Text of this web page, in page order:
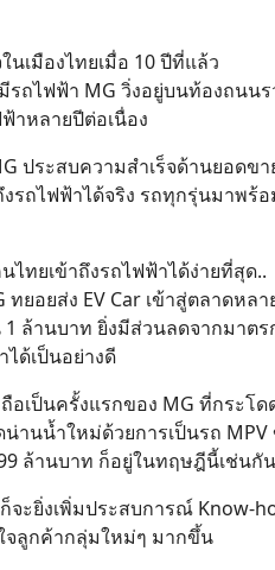
นเมืองไทยเมื่อ 10 ปีที่แล้ว
รถไฟฟ้า MG วิ่งอยู่บนท้องถนน
าหลายปีต่อเนื่อง
ประสบความสำเร็จด้านยอดขา
รถไฟฟ้าได้จริง รถทุกรุ่นมาพ
ทยเข้าถึงรถไฟฟ้าได้ง่ายที่สุด..
ทยอยส่ง EV Car เข้าสู่ตลาดหล
1 ล้านบาท ยิ่งมีส่วนลดจากมาต
ได้เป็นอย่างดี
ถือเป็นครั้งแรกของ MG ที่กระโ
น่านน้ำใหม่ด้วยการเป็นรถ
ล้านบาท ก็อยู่ในทฤษฎีนี้เช่นกัน
จะยิ่งเพิ่มประสบการณ์ Know-
จลูกค้ากลุ่มใหม่ๆ มากขึ้น